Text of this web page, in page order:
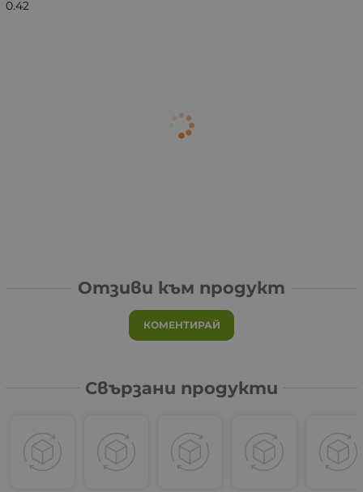
0.42
Отзиви към продукт
КОМЕНТИРАЙ
Свързани продукти